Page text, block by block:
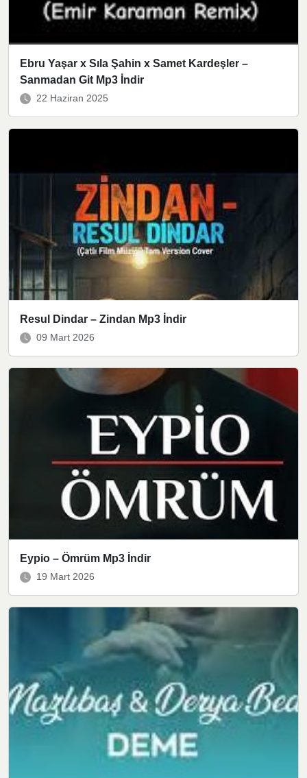
Ebru Yaşar x Sıla Şahin x Samet Kardeşler –
Sanmadan Git Mp3 İndir
22 Haziran 2025
Resul Dindar – Zindan Mp3 İndir
09 Mart 2026
Eypio – Ömrüm Mp3 İndir
19 Mart 2026